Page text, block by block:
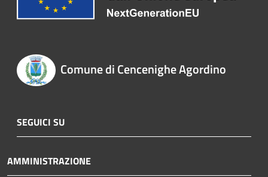
Comune di Cencenighe Agordino
SEGUICI SU
AMMINISTRAZIONE